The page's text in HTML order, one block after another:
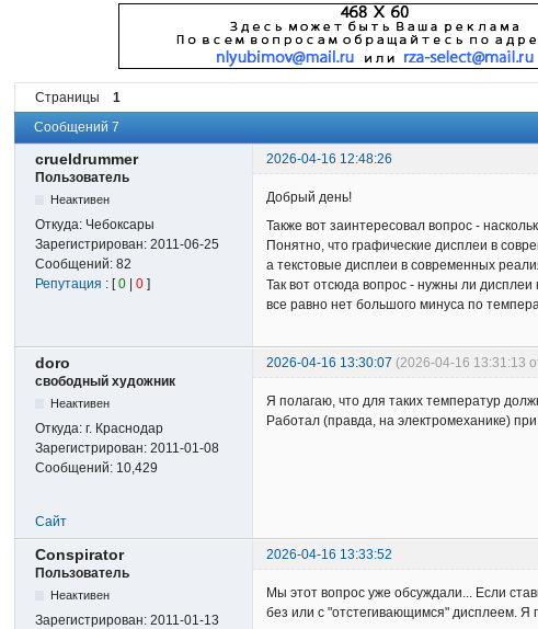
Страницы 1
Сообщений 7
crueldrummer
2026-04-16 12:48:26
Пользователь
Неактивен
Откуда: Чебоксары
Зарегистрирован:2011-06-25
Сообщений:82
Репутация : [0 |0 ]
Добрый день!
Также вот заинтересовал вопрос -
Понятно, что графические дисплеи в
а текстовые дисплеи в современных
Так вот отсюда вопрос - нужны ли
все равно нет большого минуса по
doro 2026-04-16 13:30:07 (2026-04-16 13:31:13
свободный художник
Неактивен
Откуда:г. Краснодар
Зарегистрирован:2011-01-08
Сообщений: 10,429
Я полагаю, что для таких температур
Работал (правда, на электромеханике)
Сайт
Conspirator
2026-04-16 13:33:52
Пользователь
Неактивен
Зарегистрирован:2011-01-13
Мы этот вопрос уже обсуждали... Если
без или с "отстегивающимся" дисплеем.